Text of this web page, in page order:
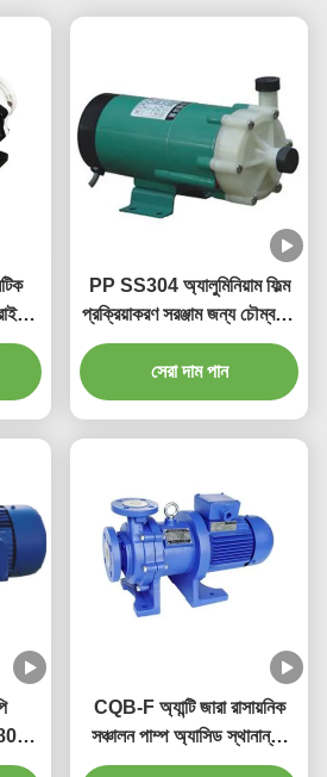
PP SS304 অ্যালুমিনিয়াম ফিল্ম
প্রক্রিয়াকরণ সরঞ্জাম জন্য চৌম্বকীয়
ড্রাইভ পাম্প, তারের আঁকা, লোহা
এবং ইস্পাত রোলিং তেল অপসারণ
এবং pickling, তেল অপসারণ
সেরা দাম পান
CQB-F অ্যান্টি জারা রাসায়নিক
সঞ্চালন পাম্প অ্যাসিড স্থানান্তর
পাম্প